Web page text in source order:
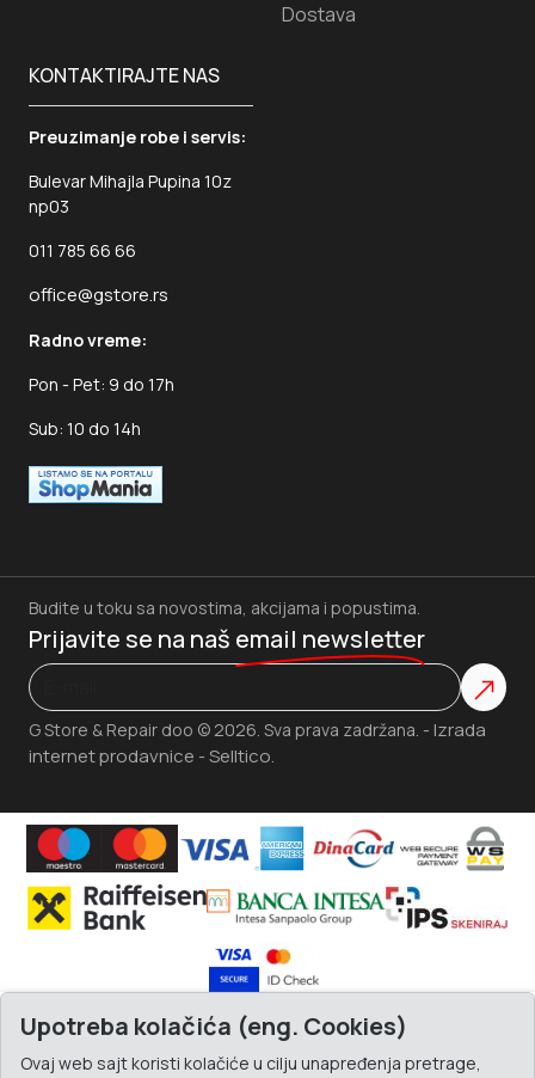
Dostava
KONTAKTIRAJTE NAS
Preuzimanje robe i servis:
Bulevar Mihajla Pupina 10z
np03
011 785 66 66
office@gstore.rs
Radno vreme:
Pon - Pet: 9 do 17h
Sub: 10 do 14h
G Store & Repair doo © 2026. Sva prava zadržana. - Izrada
internet prodavnice - Selltico.
Budite u toku sa novostima, akcijama i popustima.
Prijavite se na naš email newsletter
Upotreba kolačića (eng. Cookies)
Ovaj web sajt koristi kolačiće u cilju unapređenja pretrage,